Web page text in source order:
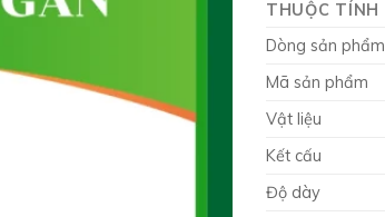
THUỘC TÍNH
Dòng sản phẩm
Mã sản phẩm
Vật liệu
Kết cấu
Độ dày